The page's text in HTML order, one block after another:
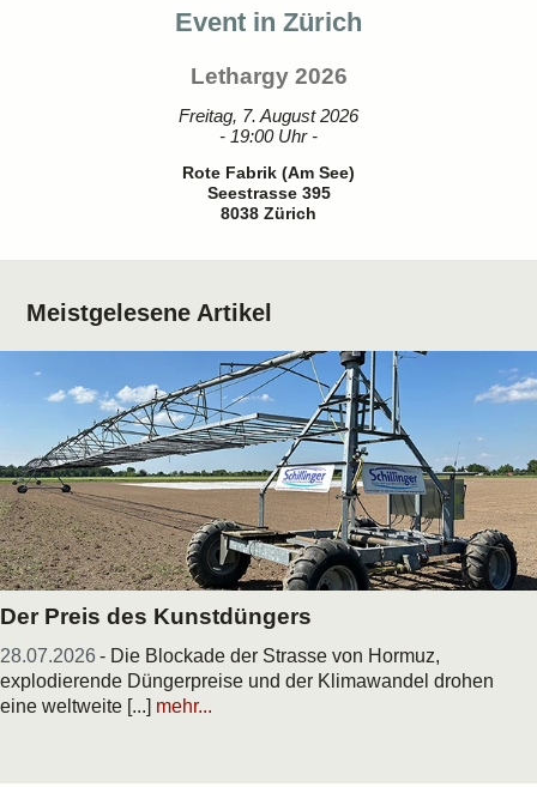
Event in Zürich
Lethargy 2026
Freitag, 7. August 2026
- 19:00 Uhr -
Rote Fabrik (Am See)
Seestrasse 395
8038 Zürich
Meistgelesene Artikel
Der Preis des Kunstdüngers
28.07.2026 - Die Blockade der Strasse von Hormuz,
explodierende Düngerpreise und der Klimawandel drohen
eine weltweite [...] mehr...